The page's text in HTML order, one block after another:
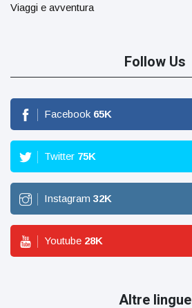
Viaggi e avventura
Follow Us
Facebook 65K
Twitter 75K
Instagram 32K
Youtube 28K
Altre lingue